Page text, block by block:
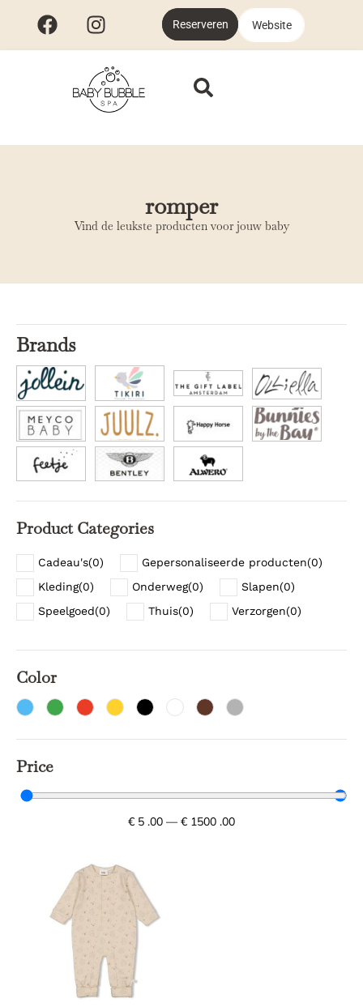
Reserveren Website
romper
Vind de leukste producten voor jouw baby
Brands
Product Categories
Cadeau's(0) Gepersonaliseerde producten(0)
Kleding(0) Onderweg(0) Slapen(0)
Speelgoed(0) Thuis(0) Verzorgen(0)
Color
Price
€ 5 .00 — € 1500 .00